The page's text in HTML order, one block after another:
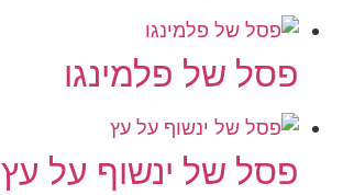
פסל של פלמינגו
פסל של ינשוף על עץ